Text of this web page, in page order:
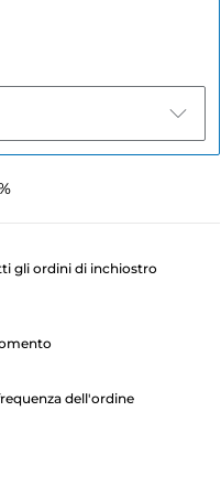
gli ordini di inchiostro
dell'ordine